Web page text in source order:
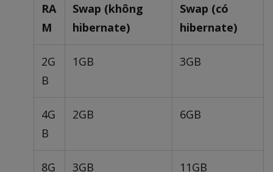
RA
M
Swap (không
hibernate)
Swap (có
hibernate)
2G
B
1GB 3GB
4G
B
2GB 6GB
8G
3GB 11GB